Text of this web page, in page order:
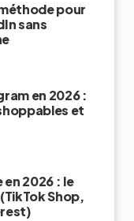
pour
sans
en 2026 :
et
2026 : le
Shop,